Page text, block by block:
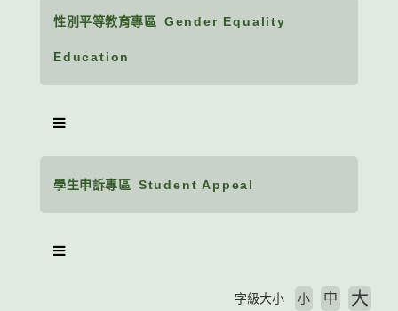
性別平等教育專區 Gender Equality
Education
學生申訴專區 Student Appeal
字級大小 小 中 大